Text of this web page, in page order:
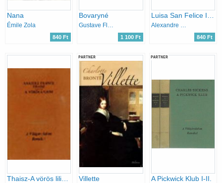
Nana
Émile Zola
840 Ft
Bovaryné
Gustave Flaubert
1 100 Ft
Alexandre Dumas
840 Ft
PARTNER
Villette
PARTNER
A Pickwick Klub I-II.